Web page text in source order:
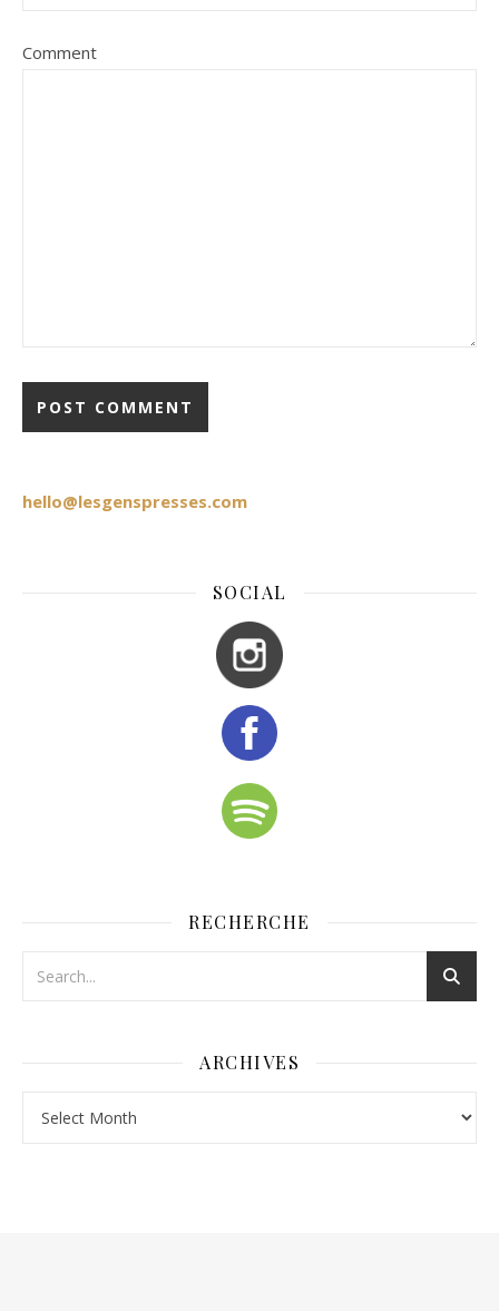
Comment
hello@lesgenspresses.com
SOCIAL
RECHERCHE
ARCHIVES